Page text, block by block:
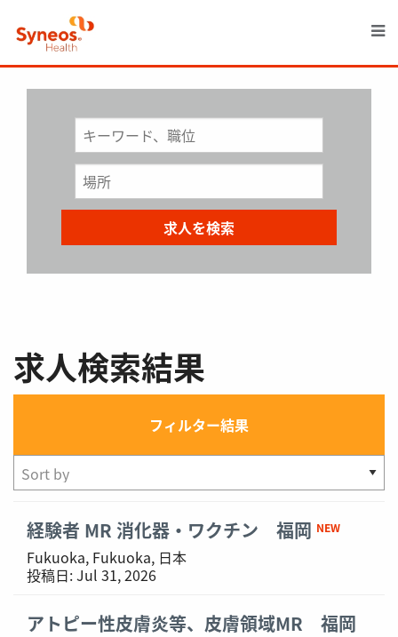
求人検索結果
フィルター結果
results
経験者 MR 消化器・ワクチン 福岡 NEW
Fukuoka, Fukuoka, 日本
投稿日:Jul 31, 2026
アトピー性皮膚炎等、皮膚領域MR 福岡